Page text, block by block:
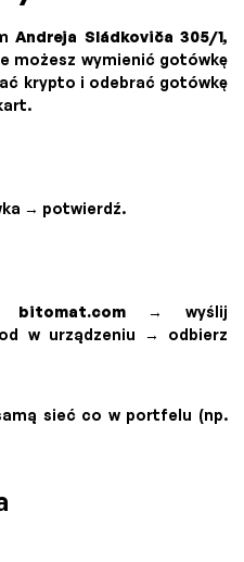
Andreja Sládkoviča 305/1,
możesz wymienić gotówkę
krypto i odebrać gotówkę
→ potwierdź.
bitomat.com→ wyślij
w urządzeniu → odbierz
sieć co w portfelu (np.